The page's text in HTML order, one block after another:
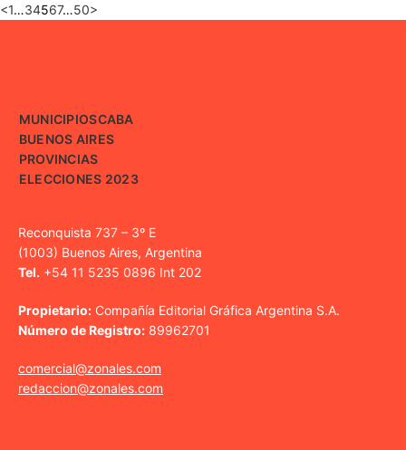
<1…34567…50>
MUNICIPIOSCABA
BUENOS AIRES
PROVINCIAS
ELECCIONES 2023
Reconquista 737 – 3º E
(1003) Buenos Aires, Argentina
Tel. +54 11 5235 0896 Int 202
Propietario: Compañía Editorial Gráfica Argentina S.A.
Número de Registro: 89962701
comercial@zonales.com
redaccion@zonales.com